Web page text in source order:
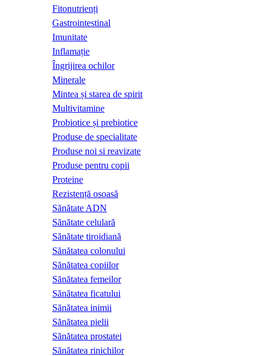
Fitonutrienți
Gastrointestinal
Imunitate
Inflamație
Îngrijirea ochilor
Minerale
Mintea și starea de spirit
Multivitamine
Probiotice și prebiotice
Produse de specialitate
Produse noi si reavizate
Produse pentru copii
Proteine
Rezistență osoasă
Sănătate ADN
Sănătate celulară
Sănătate tiroidiană
Sănătatea colonului
Sănătatea copiilor
Sănătatea femeilor
Sănătatea ficatului
Sănătatea inimii
Sănătatea pielii
Sănătatea prostatei
Sănătatea rinichilor